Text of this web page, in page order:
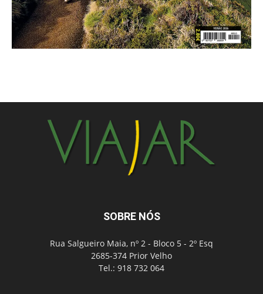
SOBRE NÓS
Rua Salgueiro Maia, nº 2 - Bloco 5 - 2º Esq
2685-374 Prior Velho
Tel.: 918 732 064